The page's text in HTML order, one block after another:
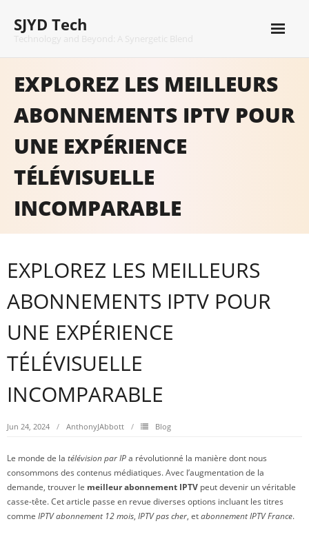
content
SJYD Tech
EXPLOREZ LES MEILLEURS
ABONNEMENTS IPTV POUR
UNE EXPÉRIENCE
TÉLÉVISUELLE
INCOMPARABLE
EXPLOREZ LES MEILLEURS
ABONNEMENTS IPTV POUR
UNE EXPÉRIENCE
TÉLÉVISUELLE
INCOMPARABLE
Jun 24, 2024 AnthonyJAbbott Blog
Le monde de la télévision par IPa révolutionné la manière dont nous
consommons des contenus médiatiques. Avec l’augmentation de la
demande, trouver le meilleur abonnement IPTV peut devenir un véritable
casse-tête. Cet article passe en revue diverses options incluant les titres
comme IPTV abonnement 12 mois, IPTV pas cher, etabonnement IPTV France.